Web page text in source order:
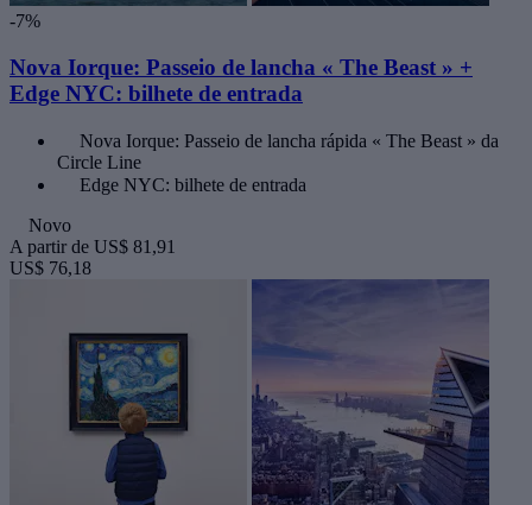
-7%
Nova Iorque: Passeio de lancha « The Beast » +
Edge NYC: bilhete de entrada
Nova Iorque: Passeio de lancha rápida « The Beast » da
Circle Line
Edge NYC: bilhete de entrada
Novo
A partir de US$ 81,91
US$ 76,18